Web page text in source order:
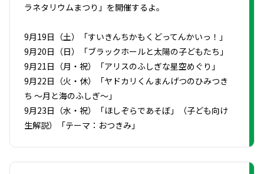
ラネタリウムまつり」を開催するよ。
9月19日（土）「すいきんちかもくどってんかいっ！」
9月20日（日）「ブラックホールと太陽の子どもたち」
9月21日（月・祝）「アリスのふしぎな星空めぐり」
9月22日（火・休）「ヤドカリくんまんげつのひみつき
ち ～月と海のふしぎ～」
9月23日（水・祝）「ほしぞらであそぼ」（子ども向け
生解説）「テーマ：おつきみ」